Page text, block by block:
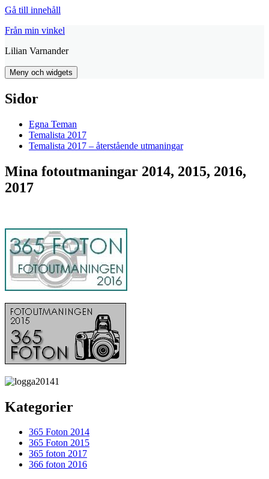
Gå till innehåll
Från min vinkel
Lilian Varnander
Meny och widgets
Sidor
Egna Teman
Temalista 2017
Temalista 2017 – återstående utmaningar
Mina fotoutmaningar 2014, 2015, 2016,
2017
Kategorier
365 Foton 2014
365 Foton 2015
365 foton 2017
366 foton 2016